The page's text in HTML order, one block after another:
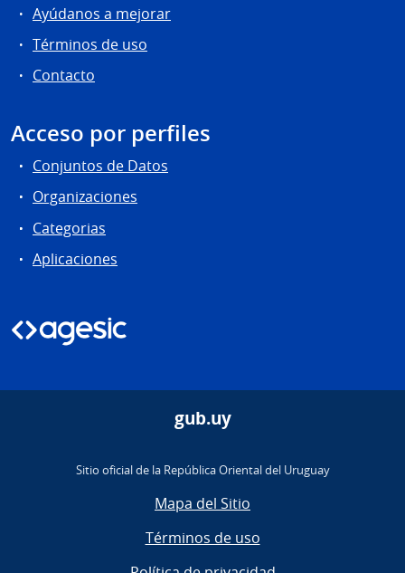
Ayúdanos a mejorar
Términos de uso
Contacto
Acceso por perfiles
Conjuntos de Datos
Organizaciones
Categorias
Aplicaciones
gub.uy
Sitio oficial de la República Oriental del Uruguay
Mapa del Sitio
Términos de uso